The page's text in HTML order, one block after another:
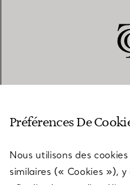
SERVICES
Préférences De
Nous utilisons des
similaires (« Cookies »),